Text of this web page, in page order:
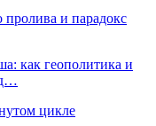
и парадокс
как геополитика и
цикле